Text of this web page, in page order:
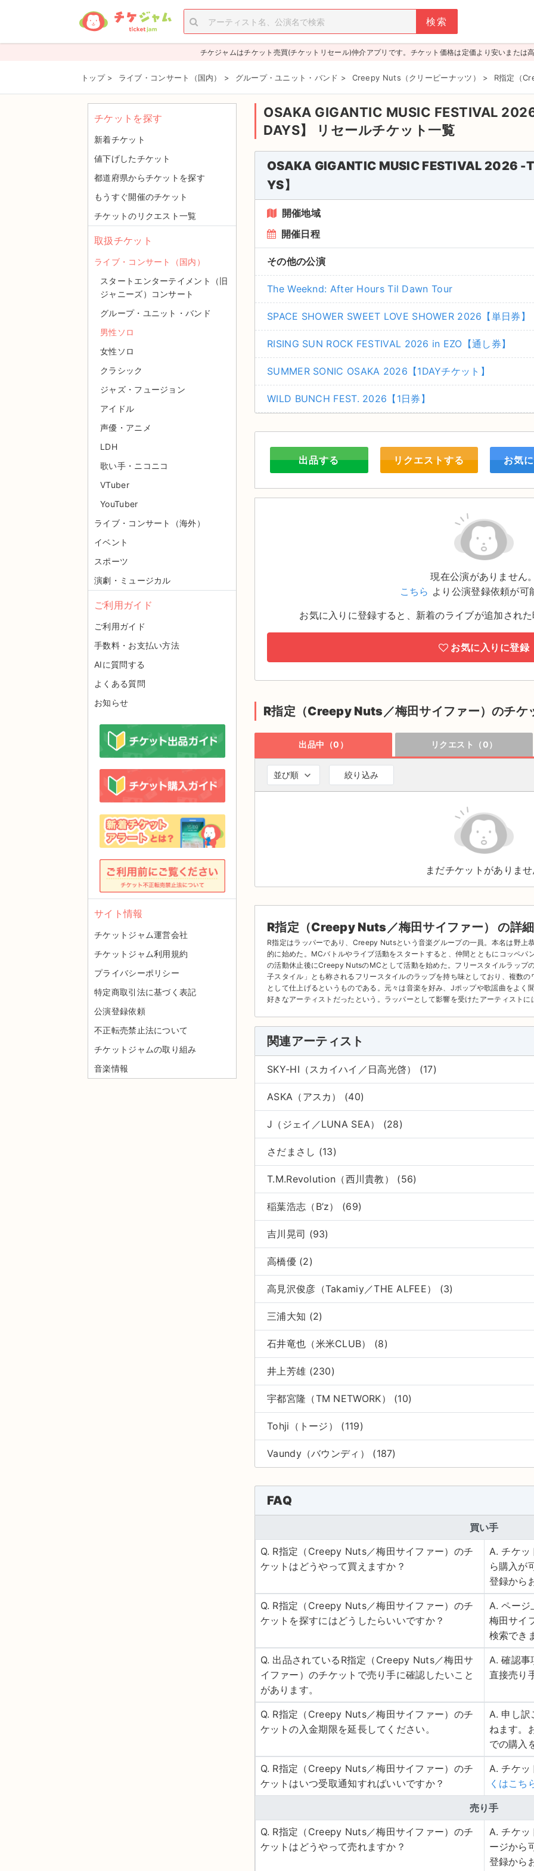
チケジャムはチケット売買(チケットリセール)仲介アプリです。チケット価格は定価より安いまたは
トップ > ライブ・コンサート（国内） > グループ・ユニット・バンド > Creepy Nuts（クリーピーナッツ） > R指定（
OSAKA GIGANTIC MUSIC FESTIVAL
DAYS】
リセールチケット一覧
OSAKA GIGANTIC MUSIC FESTIVAL 2026 -
YS】
開催地域
開催日程
その他の公演
The Weeknd: After Hours Til Dawn Tour
SPACE SHOWER SWEET LOVE SHOWER 2026【単日券】
RISING SUN ROCK FESTIVAL 2026 in EZO【通し券】
SUMMER SONIC OSAKA 2026【1DAYチケット】
WILD BUNCH FEST. 2026【1日券】
出品する リクエストする お気
現在公演がありません。
こちら より公演登録依頼が可
お気に入りに登録すると、新着のライブが追加され
お気に入りに登録
R指定（Creepy Nuts／梅田サイファー）のチケ
出品中（0） リクエスト（0）
並び順 絞り込み
まだチケットがありませ
R指定（Creepy Nuts／梅田サイファー） の詳細
R指定はラッパーであり、Creepy Nutsという音楽グループの一員。本名は野上
的に始めた。MCバトルやライブ活動をスタートすると、仲間とともにコッペパ
の活動休止後にCreepy NutsのMCとして活動を始めた。フリースタイルラップ
子スタイル」とも称されるフリースタイルのラップを持ち味としており、複数
として仕上げるというものである。元々は音楽を好み、Jポップや歌謡曲をよく
好きなアーティストだったという。ラッパーとして影響を受けたアーティストに
関連アーティスト
SKY-HI（スカイハイ／日高光啓） (17)
ASKA（アスカ） (40)
J（ジェイ／LUNA SEA） (28)
さだまさし (13)
T.M.Revolution（西川貴教） (56)
稲葉浩志（B’z） (69)
吉川晃司 (93)
高橋優 (2)
高見沢俊彦（Takamiy／THE ALFEE） (3)
三浦大知 (2)
石井竜也（米米CLUB） (8)
井上芳雄 (230)
宇都宮隆（TM NETWORK） (10)
Tohji（トージ） (119)
Vaundy（バウンディ） (187)
FAQ
買い手
Q. R指定（Creepy Nuts／梅田サイファー）のチ
ケットはどうやって買えますか？
A. チケッ
ら購入が
登録から
Q. R指定（Creepy Nuts／梅田サイファー）のチ
ケットを探すにはどうしたらいいですか？
A. ページ
梅田サイ
検索でき
Q. 出品されているR指定（Creepy Nuts／梅田サ
イファー）のチケットで売り手に確認したいこと
があります。
A. 確認事
直接売り
Q. R指定（Creepy Nuts／梅田サイファー）のチ
ケットの入金期限を延長してください。
A. 申し訳
ねます。
での購入
Q. R指定（Creepy Nuts／梅田サイファー）のチ
ケットはいつ受取通知すればいいですか？
A. チケッ
くはこち
売り手
Q. R指定（Creepy Nuts／梅田サイファー）のチ
ケットはどうやって売れますか？
A. チケッ
ージから
登録から
チケットを探す
新着チケット
値下げしたチケット
都道府県からチケットを探す
もうすぐ開催のチケット
チケットのリクエスト一覧
取扱チケット
ライブ・コンサート（国内）
スタートエンターテイメント（旧
ジャニーズ）コンサート
グループ・ユニット・バンド
男性ソロ
女性ソロ
クラシック
ジャズ・フュージョン
アイドル
声優・アニメ
LDH
歌い手・ニコニコ
VTuber
YouTuber
ライブ・コンサート（海外）
イベント
スポーツ
演劇・ミュージカル
ご利用ガイド
ご利用ガイド
手数料・お支払い方法
AIに質問する
よくある質問
お知らせ
サイト情報
チケットジャム運営会社
チケットジャム利用規約
プライバシーポリシー
特定商取引法に基づく表記
公演登録依頼
不正転売禁止法について
チケットジャムの取り組み
音楽情報